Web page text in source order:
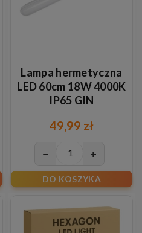
Lampa hermetyczna
LED 60cm 18W 4000K
IP65 GIN
49,99 zł
− +
DO KOSZYKA